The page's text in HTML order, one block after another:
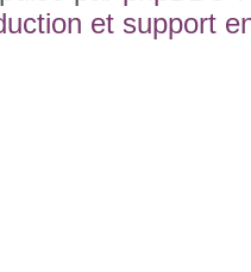
et support